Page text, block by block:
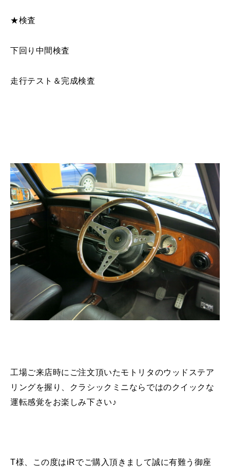
★検査
下回り中間検査
走行テスト＆完成検査
工場ご来店時にご注文頂いたモトリタのウッドステア
リングを握り、クラシックミニならではのクイックな
運転感覚をお楽しみ下さい♪
T様、この度はiRでご購入頂きまして誠に有難う御座